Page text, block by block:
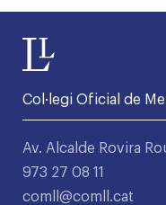
Col·legi Oficial de
Av. Alcalde Rovira
973 27 08 11
comll@comll.cat